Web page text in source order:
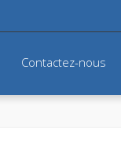
Contactez-nous